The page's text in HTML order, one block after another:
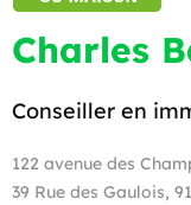
Charles
Conseiller en
122 avenue des
39 Rue des Gaulois,